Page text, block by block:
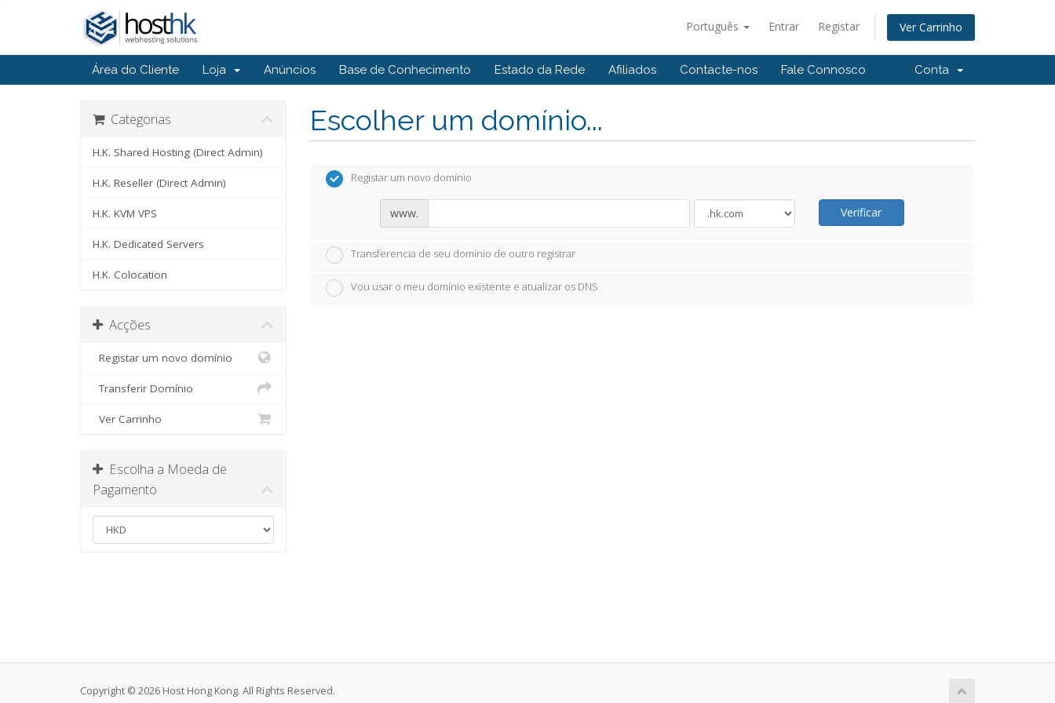
Português Entrar Registar Ver Carrinho
Área do Cliente Loja Anúncios Base de Conhecimento Estado da Rede Afiliados Contacte-nos Fale Connosco Conta
Escolher um domínio...
Categorias
H.K. Shared Hosting (Direct Admin)
H.K. Reseller (Direct Admin)
H.K. KVM VPS
H.K. Dedicated Servers
H.K. Colocation
Acções
Registar um novo domínio
Transferir Domínio
Ver Carrinho
Escolha a Moeda de
Pagamento
Registar um novo domínio
www. Verificar
Transferencia de seu domínio de outro registrar
Vou usar o meu domínio existente e atualizar os DNS
Copyright © 2026 Host Hong Kong. All Rights Reserved.